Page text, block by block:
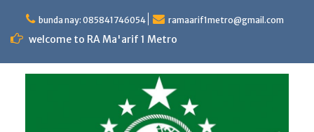
content
bunda nay: 085841746054 ramaarif1metro@gmail.com
welcome to RA Ma'arif 1 Metro